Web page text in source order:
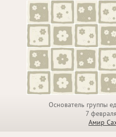
Основатель группы
7
Амир